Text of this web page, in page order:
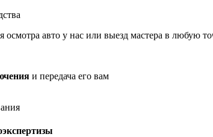
осмотра авто у нас или выезд мастера в любую
и передача его вам